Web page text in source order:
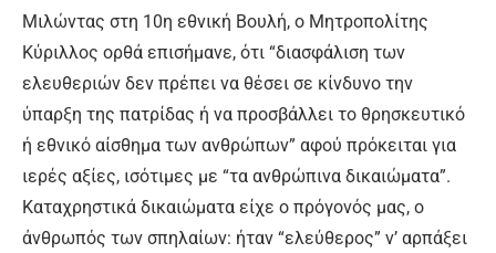
Μιλώντας στη 10η εθνική Βουλή, ο Μητροπολίτης
Κύριλλος ορθά επισήμανε, ότι “διασφάλιση των
ελευθεριών δεν πρέπει να θέσει σε κίνδυνο την
ύπαρξη της πατρίδας ή να προσβάλλει το θρησκευτικό
ή εθνικό αίσθημα των ανθρώπων” αφού πρόκειται για
ιερές αξίες, ισότιμες με “τα ανθρώπινα δικαιώματα”.
Καταχρηστικά δικαιώματα είχε ο πρόγονός μας, ο
άνθρωπός των σπηλαίων: ήταν “ελεύθερος” ν’ αρπάξει